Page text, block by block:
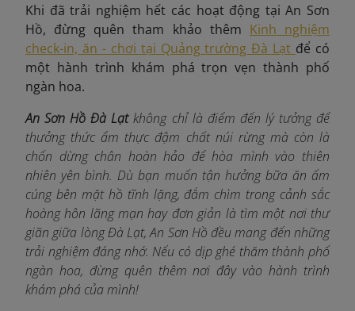
Khi đã trải nghiệm hết các hoạt động tại An Sơn
Hồ, đừng quên tham khảo thêm Kinh nghiệm
check-in, ăn - chơi tại Quảng trường Đà Lạt để có
một hành trình khám phá trọn vẹn thành phố
ngàn hoa.
An Sơn Hồ Đà Lạtkhông chỉ là điểm đến lý tưởng để
thưởng thức ẩm thực đậm chất núi rừng mà còn là
chốn dừng chân hoàn hảo để hòa mình vào thiên
nhiên yên bình. Dù bạn muốn tận hưởng bữa ăn ấm
cúng bên mặt hồ tĩnh lặng, đắm chìm trong cảnh sắc
hoàng hôn lãng mạn hay đơn giản là tìm một nơi thư
giãn giữa lòng Đà Lạt, An Sơn Hồ đều mang đến những
trải nghiệm đáng nhớ. Nếu có dịp ghé thăm thành phố
ngàn hoa, đừng quên thêm nơi đây vào hành trình
khám phá của mình!